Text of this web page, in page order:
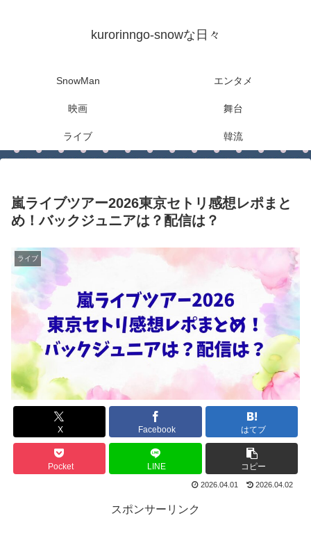
kurorinngo-snowな日々
SnowMan エンタメ
映画 舞台
ライブ 韓流
嵐ライブツアー2026東京セトリ感想レポまと
め！バックジュニアは？配信は？
ライブ
X Facebook はてブ
Pocket LINE コピー
2026.04.01 2026.04.02
スポンサーリンク